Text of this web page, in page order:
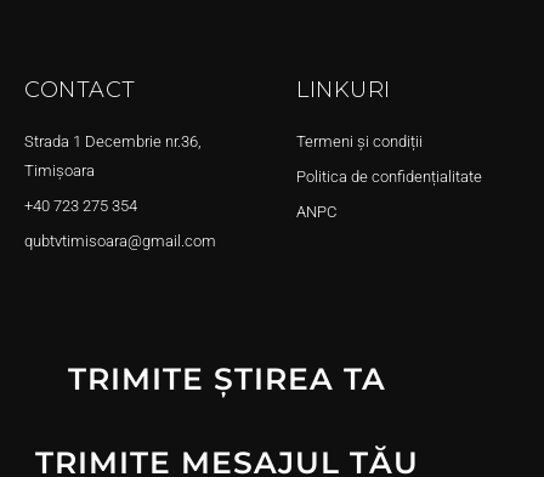
CONTACT
Strada 1 Decembrie nr.36,
Timișoara
+40 723 275 354
qubtvtimisoara@gmail.com
LINKURI
Termeni și condiții
Politica de confidențialitate
ANPC
TRIMITE ȘTIREA TA
TRIMITE MESAJUL TĂU